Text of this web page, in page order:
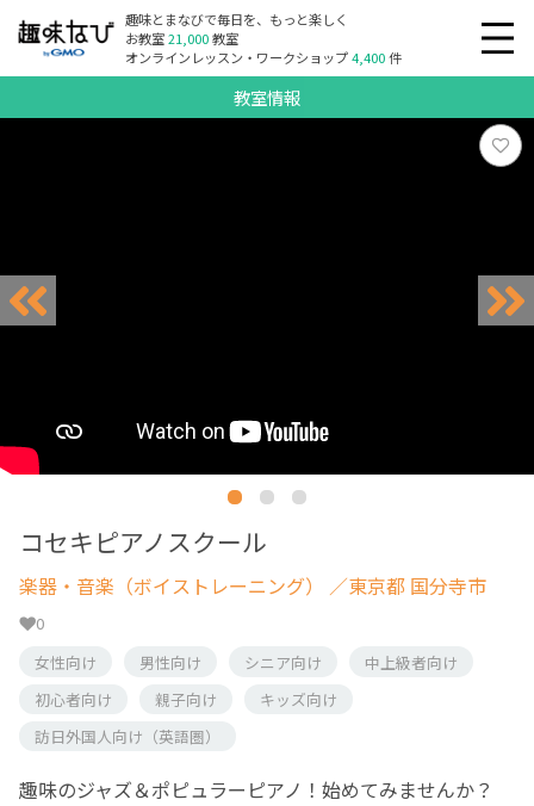
趣味とまなびで毎日を、もっと楽しく
お教室21,000教室
オンラインレッスン・ワークショップ4,400件
教室情報
コセキピアノスクール
楽器・音楽（ボイストレーニング） ／東京都 国分寺市
0
女性向け
男性向け シニア向け
中上級者向け
初心者向け
親子向け
キッズ向け
訪日外国人向け（英語圏）
趣味のジャズ＆ポピュラーピアノ！始めてみませんか？